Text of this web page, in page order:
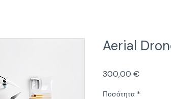
Aerial
300,00 €Τιμή
Ποσότητα *